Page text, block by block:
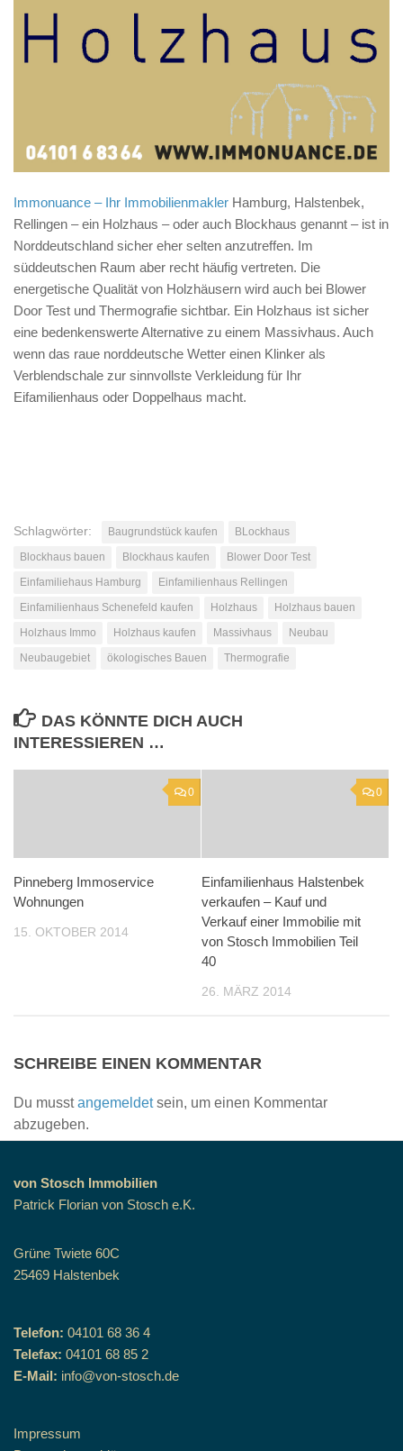
Immonuance – Ihr Immobilienmakler Hamburg, Halstenbek,
Rellingen – ein Holzhaus – oder auch Blockhaus genannt – ist in
Norddeutschland sicher eher selten anzutreffen. Im
süddeutschen Raum aber recht häufig vertreten. Die
energetische Qualität von Holzhäusern wird auch bei Blower
Door Test und Thermografie sichtbar. Ein Holzhaus ist sicher
eine bedenkenswerte Alternative zu einem Massivhaus. Auch
wenn das raue norddeutsche Wetter einen Klinker als
Verblendschale zur sinnvollste Verkleidung für Ihr
Eifamilienhaus oder Doppelhaus macht.
Schlagwörter: Baugrundstück kaufen
BLockhaus
Blockhaus bauen
Blockhaus kaufen
Blower Door Test
Einfamiliehaus Hamburg
Einfamilienhaus Rellingen
Einfamilienhaus Schenefeld kaufen
Holzhaus
Holzhaus bauen
Holzhaus Immo
Holzhaus kaufen Massivhaus
Neubau
Neubaugebiet
ökologisches Bauen Thermografie
DAS KÖNNTE DICH AUCH
INTERESSIEREN …
0
Pinneberg Immoservice
Wohnungen
15. OKTOBER 2014
0
Einfamilienhaus Halstenbek
verkaufen – Kauf und
Verkauf einer Immobilie mit
von Stosch Immobilien Teil
40
26. MÄRZ 2014
SCHREIBE EINEN KOMMENTAR
Du musstangemeldetsein, um einen Kommentar
abzugeben.
von Stosch Immobilien
Patrick Florian von Stosch e.K.
Grüne Twiete 60C
25469 Halstenbek
Telefon: 04101 68 36 4
Telefax: 04101 68 85 2
E-Mail: info@von-stosch.de
Impressum